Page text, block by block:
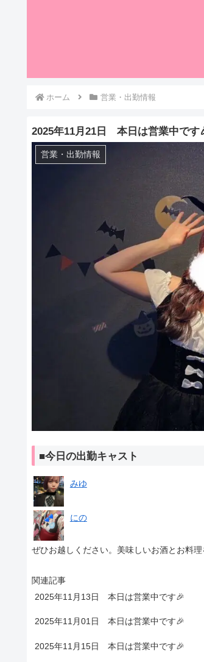
ホーム 営業・出勤情報
2025年11月21日 本日は営業中です
営業・出勤情報
■今日の出勤キャスト
みゆ
にの
ぜひお越しください。美味しいお酒とお料
関連記事
2025年11月13日 本日は営業中です🎉
2025年11月01日 本日は営業中です🎉
2025年11月15日 本日は営業中です🎉